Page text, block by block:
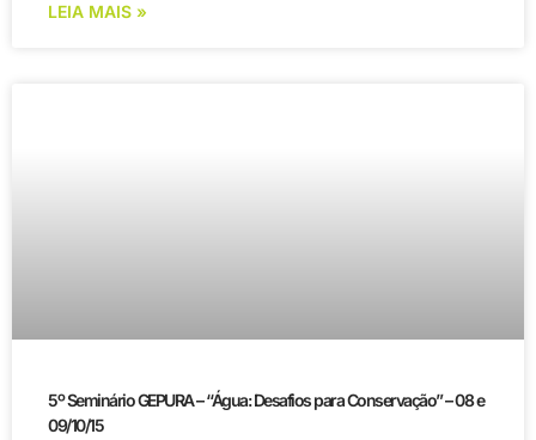
LEIA MAIS »
5º Seminário GEPURA – “Água: Desafios para Conservação” – 08 e
09/10/15